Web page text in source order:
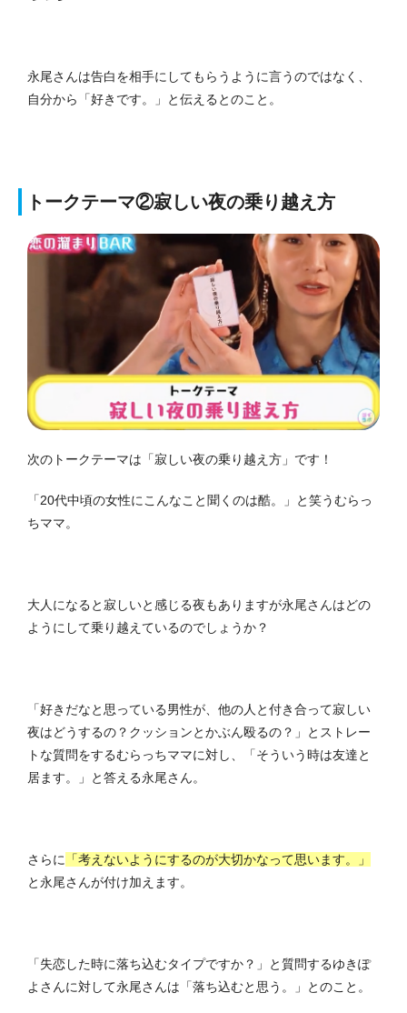
永尾さんは告白を相手にしてもらうように言うのではなく、
自分から「好きです。」と伝えるとのこと。
トークテーマ②寂しい夜の乗り越え方
次のトークテーマは「寂しい夜の乗り越え方」です！
「20代中頃の女性にこんなこと聞くのは酷。」と笑うむらっ
ちママ。
大人になると寂しいと感じる夜もありますが永尾さんはどの
ようにして乗り越えているのでしょうか？
「好きだなと思っている男性が、他の人と付き合って寂しい
夜はどうするの？クッションとかぶん殴るの？」とストレー
トな質問をするむらっちママに対し、「そういう時は友達と
居ます。」と答える永尾さん。
さらに 「考えないようにするのが大切かなって思います。」
と永尾さんが付け加えます。
「失恋した時に落ち込むタイプですか？」と質問するゆきぽ
よさんに対して永尾さんは「落ち込むと思う。」とのこと。